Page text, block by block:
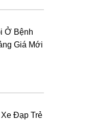
Ở Bệnh
Giá Mới
Đạp Trẻ